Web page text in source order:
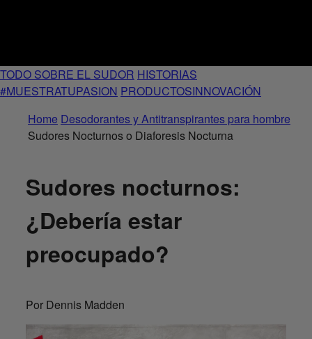
TODO SOBRE EL SUDOR HISTORIAS
#MUESTRATUPASION PRODUCTOSINNOVACIÓN
Home Desodorantes y Antitranspirantes para hombre
Sudores Nocturnos o Diaforesis Nocturna
Sudores nocturnos:
¿Debería estar
preocupado?
Por Dennis Madden